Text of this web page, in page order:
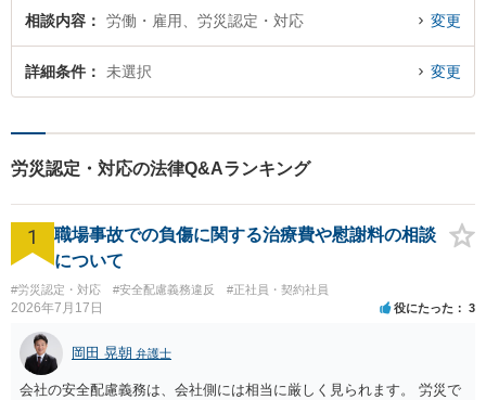
相談内容 労働・雇用、労災認定・対応 変更
詳細条件 未選択 変更
労災認定・対応の法律Q&Aランキング
1
職場事故での負傷に関する治療費や慰謝料の相談
について
#労災認定・対応 #安全配慮義務違反 #正社員・契約社員
2026年7月17日 役にたった 3
岡田 晃朝 弁護士
会社の安全配慮義務は、会社側には相当に厳しく見られます。 労災で